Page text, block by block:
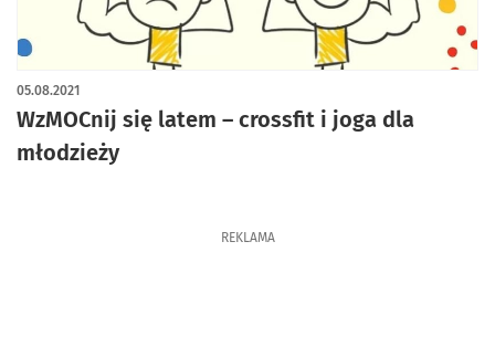
WzMOCnij się latem – crossfit i joga dla
młodzieży
05.08.2021
REKLAMA